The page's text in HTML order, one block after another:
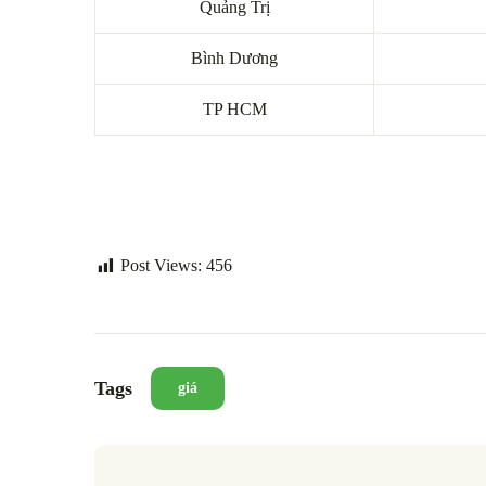
Quảng Trị
Bình Dương
TP HCM
Post Views: 456
Tags giá